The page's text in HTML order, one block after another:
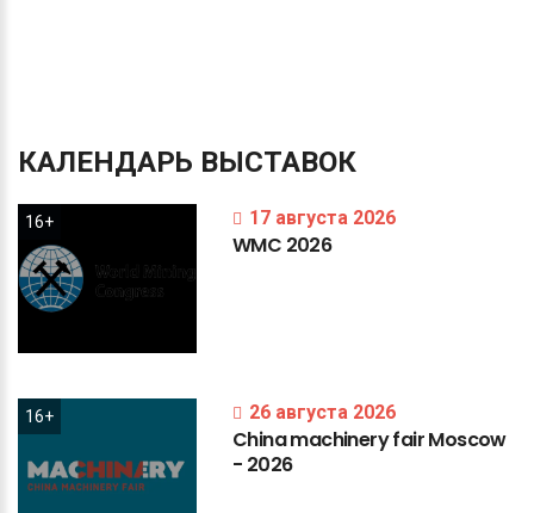
КАЛЕНДАРЬ ВЫСТАВОК
16+ 17 августа 2026
WMC 2026
16+ 26 августа 2026
ChinamachineryfairMoscow
- 2026